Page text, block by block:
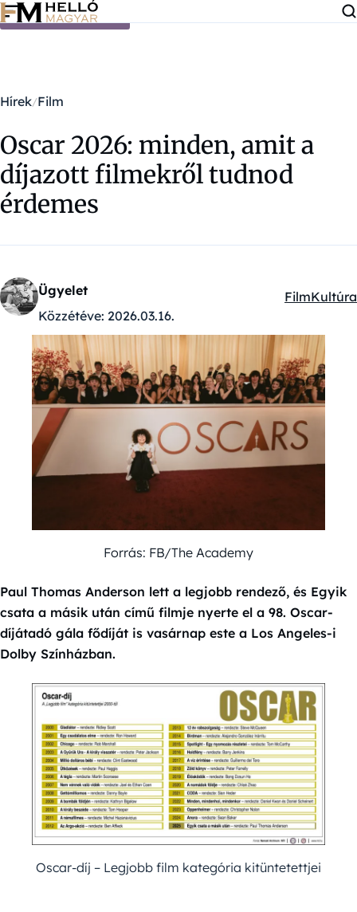
Ugrás a tartalomra
Hírek Film
Oscar 2026: minden, amit a
díjazott filmekről tudnod
érdemes
Ügyelet
Közzétéve: 2026.03.16.
Kategóriák:
FilmKultúra
Forrás: FB/The Academy
Paul Thomas Anderson lett a legjobb rendező, és Egyik
csata a másik után című filmje nyerte el a 98. Oscar-
díjátadó gála fődíját is vasárnap este a Los Angeles-i
Dolby Színházban.
Oscar-díj – Legjobb film kategória kitüntetettjei